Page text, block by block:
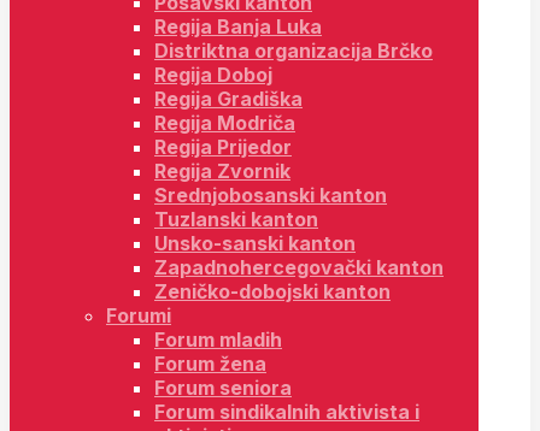
Regija Banja Luka
Distriktna organizacija Brčko
Regija Doboj
Regija Gradiška
Regija Modriča
Regija Prijedor
Regija Zvornik
Srednjobosanski kanton
Tuzlanski kanton
Unsko-sanski kanton
Zapadnohercegovački kanton
Zeničko-dobojski kanton
Forumi
Forum mladih
Forum žena
Forum seniora
Forum sindikalnih aktivista i